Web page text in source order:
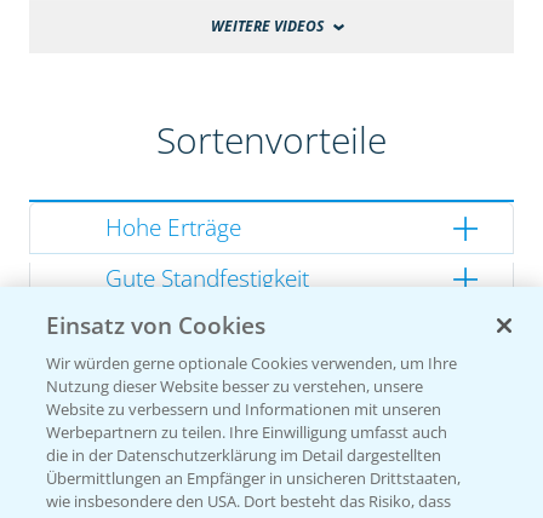
WEITERE VIDEOS
Sortenvorteile
Hohe Erträge
Gute Standfestigkeit
Gutes Dry Down
Gesunde Kolben
Sorteneinstufung nach
Einsatz von Cookies
Wir würden gerne optionale Cookies verwenden, um Ihre
Nutzung dieser Website besser zu verstehen, unsere
Website zu verbessern und Informationen mit unseren
Werbepartnern zu teilen. Ihre Einwilligung umfasst auch
die in der Datenschutzerklärung im Detail dargestellten
Übermittlungen an Empfänger in unsicheren Drittstaaten,
wie insbesondere den USA. Dort besteht das Risiko, dass